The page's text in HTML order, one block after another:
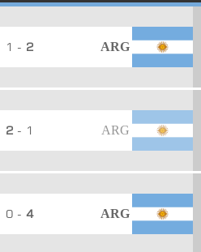
1 - 2 ARG
2 - 1 ARG
0 - 4 ARG